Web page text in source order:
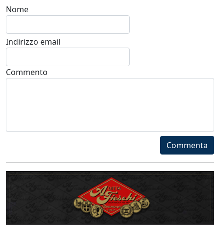
Nome
Indirizzo email
Commento
Commenta